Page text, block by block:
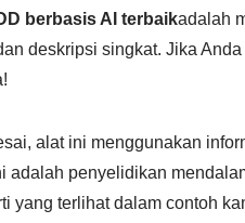
berbasis AI terbaikadalah
deskripsi singkat. Jika
alat ini menggunakan
adalah penyelidikan
yang terlihat dalam contoh